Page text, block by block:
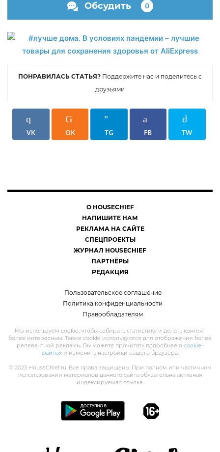
Обсудить 0
ПОНРАВИЛАСЬ СТАТЬЯ? Поддержите нас и поделитесь с
друзьями
VK OK TG FB TW
О HOUSECHIEF
НАПИШИТЕ НАМ
РЕКЛАМА НА САЙТЕ
СПЕЦПРОЕКТЫ
ЖУРНАЛ HOUSECHIEF
ПАРТНЁРЫ
РЕДАКЦИЯ
Пользовательское соглашение
Политика конфиденциальности
Правообладателям
Мы используем cookie, чтобы собирать статистику и делать контент
более интересным. Также cookie используются для отображения более
релевантной рекламы. Вы можете прочитать подробнее о cookie-
файлахи изменить настройки вашего браузера.
© 2023 HouseChief.ru. Все права защищены. При полном или частичном
использовании материалов данного сайта обязательна активная
индексируемая ссылка.